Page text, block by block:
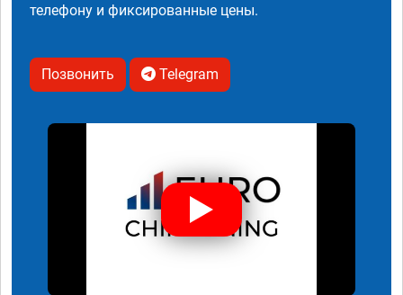
телефону и фиксированные цены.
Позвонить Telegram